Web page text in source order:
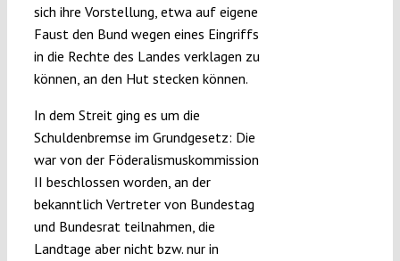
sich ihre Vorstellung, etwa auf eigene
Faust den Bund wegen eines Eingriffs
in die Rechte des Landes verklagen zu
können, an den Hut stecken können.
In dem Streit ging es um die
Schuldenbremse im Grundgesetz: Die
war von der Föderalismuskommission
II beschlossen worden, an der
bekanntlich Vertreter von Bundestag
und Bundesrat teilnahmen, die
Landtage aber nicht bzw. nur in